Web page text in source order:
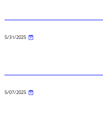
5/31/2025
5/07/2025